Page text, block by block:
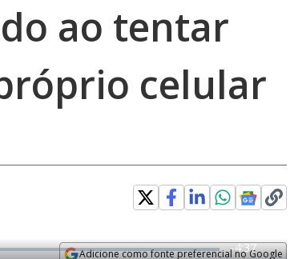
ao tentar
celular
Adicione como fonte preferencial no Google
R
-4:37